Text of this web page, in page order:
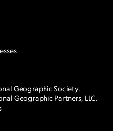
Geographic Society.
Geographic Partners, LLC.